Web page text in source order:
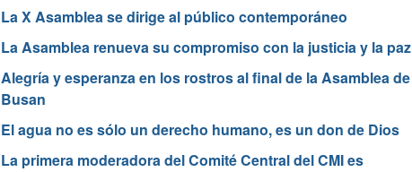
La X Asamblea se dirige al público contemporáneo
La Asamblea renueva su compromiso con la justicia y la paz
Alegría y esperanza en los rostros al final de la Asamblea de
Busan
El agua no es sólo un derecho humano, es un don de Dios
La primera moderadora del Comité Central del CMI es